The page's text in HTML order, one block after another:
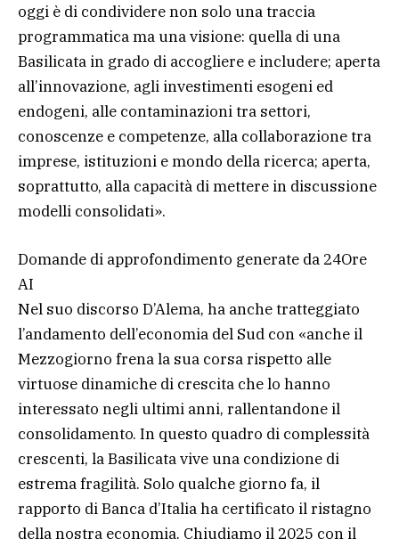
oggi è di condividere non solo una traccia
programmatica ma una visione: quella di una
Basilicata in grado di accogliere e includere; aperta
all’innovazione, agli investimenti esogeni ed
endogeni, alle contaminazioni tra settori,
conoscenze e competenze, alla collaborazione tra
imprese, istituzioni e mondo della ricerca; aperta,
soprattutto, alla capacità di mettere in discussione
modelli consolidati».
Domande di approfondimento generate da 24Ore
AI
Nel suo discorso D’Alema, ha anche tratteggiato
l’andamento dell’economia del Sud con «anche il
Mezzogiorno frena la sua corsa rispetto alle
virtuose dinamiche di crescita che lo hanno
interessato negli ultimi anni, rallentandone il
consolidamento. In questo quadro di complessità
crescenti, la Basilicata vive una condizione di
estrema fragilità. Solo qualche giorno fa, il
rapporto di Banca d’Italia ha certificato il ristagno
della nostra economia. Chiudiamo il 2025 con il